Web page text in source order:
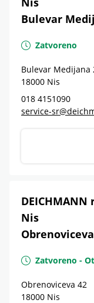
Bulevar
Zatvoreno
Bulevar Medijana
18000 Nis
018 4151090
service-
DEICHMANN
Nis
Zatvoreno -
Obrenoviceva 42
18000 Nis